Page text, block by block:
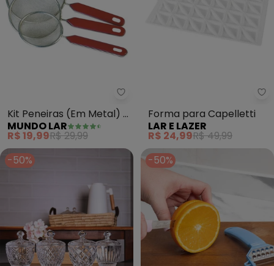
Mundo Lar - Kit Peneiras (Em
Kit Peneiras (Em Metal) 3
Peças
MUNDO LAR
R$ 19,99R$ 29,99
Forma para Capelletti
LAR E LAZER
R$ 24,99R$ 49,99
-50%
-50%